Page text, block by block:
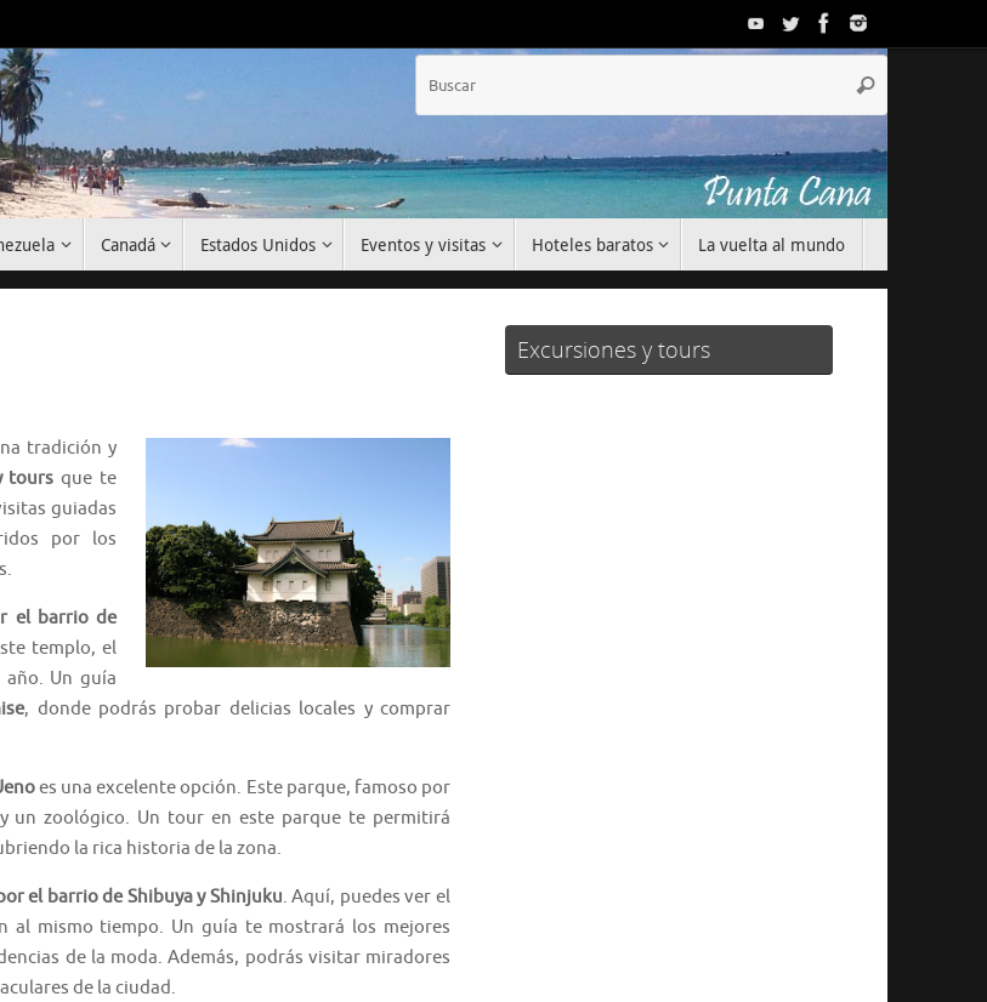
Buscar
Canadá Estados Unidos Eventos y visitas Hoteles baratos La vuelta al mundo
tradición y
tours que te
guiadas
por los
el barrio de
templo, el
Un guía
, donde podrás probar delicias locales y comprar
es una excelente opción. Este parque, famoso por
un zoológico. Un tour en este parque te permitirá
la rica historia de la zona.
el barrio de Shibuya y Shinjuku. Aquí, puedes ver el
al mismo tiempo. Un guía te mostrará los mejores
de la moda. Además, podrás visitar miradores
de la ciudad.
Excursiones y tours